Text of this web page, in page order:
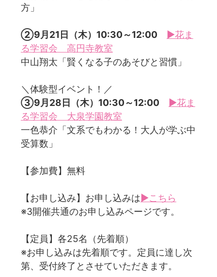
方」
②9月21日（木）10:30～12:00
▶花ま
る学習会 高円寺教室
中山翔太「賢くなる子のあそびと習慣」
＼体験型イベント！／
③9月28日（木）10:30～12:00
▶花ま
る学習会 大泉学園教室
一色恭介「文系でもわかる！大人が学ぶ中
受算数」
【参加費】無料
【お申し込み】お申し込みは▶こちら
※3開催共通のお申し込みページです。
【定員】各25名（先着順）
※お申し込みは先着順です。定員に達し次
第、受付終了とさせていただきます。